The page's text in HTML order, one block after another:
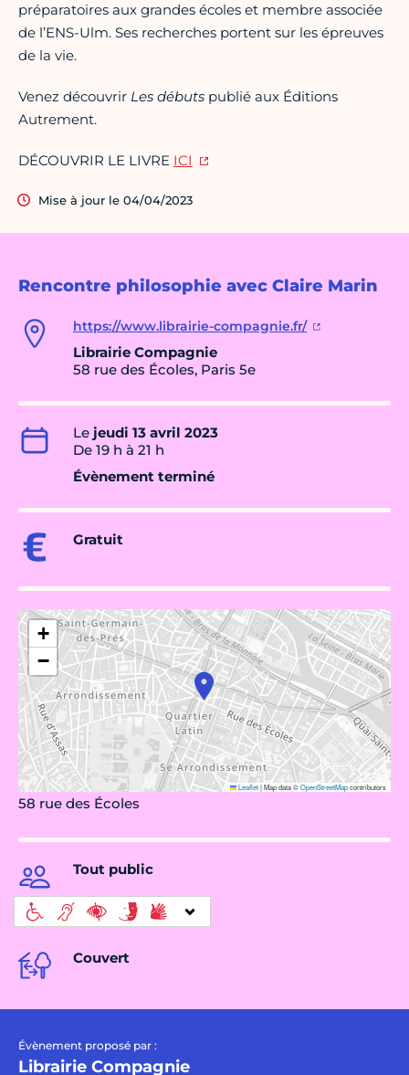
Rencontre philosophie avec Claire Marin
https://www.librairie-compagnie.fr/
Librairie Compagnie
58 rue des Écoles, Paris 5e
Le jeudi 13 avril 2023
De 19 h à 21 h
Évènement terminé
Gratuit
+
−
Leaflet|Map data ©OpenStreetMapcontributors
58 rue des Écoles
Tout public
Couvert
Évènement proposé par :
Librairie Compagnie
préparatoires aux grandes écoles et membre associée
de l’ENS-Ulm. Ses recherches portent sur les épreuves
de la vie.
Venez découvrir Les débuts publié aux Éditions
Autrement.
DÉCOUVRIR LE LIVRE ICI
Mise à jour le 04/04/2023